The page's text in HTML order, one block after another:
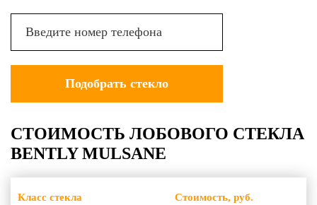
СТОИМОСТЬ ЛОБОВОГО СТЕКЛА
BENTLY MULSANE
Класс стекла Стоимость, руб.